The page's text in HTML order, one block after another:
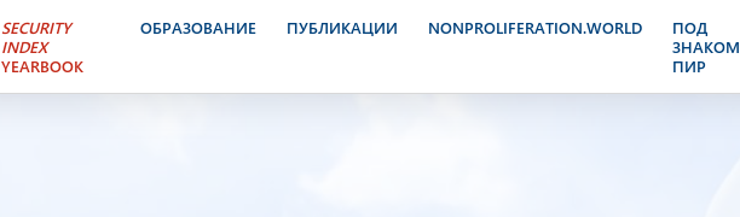
SECURITY
INDEX
YEARBOOK
ОБРАЗОВАНИЕ ПУБЛИКАЦИИ NONPROLIFERATION.WORLD
ПОД
ЗНАКОМ
ПИР